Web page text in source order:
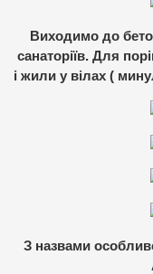
Виходимо до
санаторіїв. Для
і жили у вілах (
З назвами